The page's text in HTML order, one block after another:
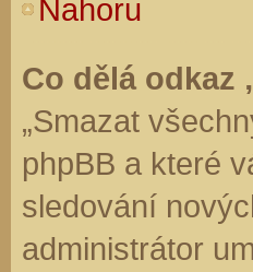
Nahoru
Co dělá odkaz
„Smazat
phpBB a které
sledování
administrátor